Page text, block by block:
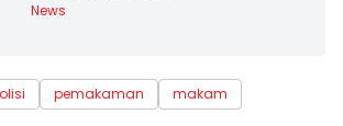
News
pemakaman
makam